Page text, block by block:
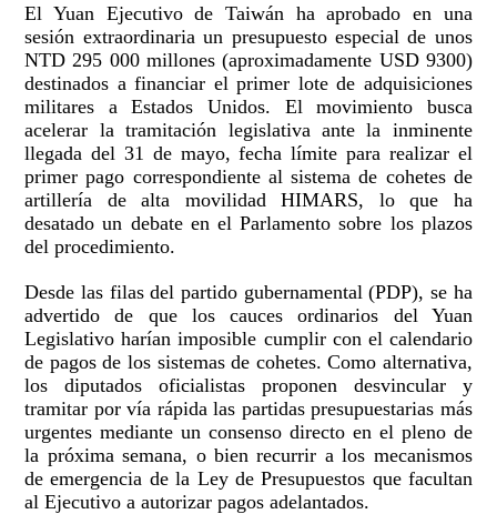
El Yuan Ejecutivo de Taiwán ha aprobado en una
sesión extraordinaria un presupuesto especial de unos
NTD 295 000 millones (aproximadamente USD 9300)
destinados a financiar el primer lote de adquisiciones
militares a Estados Unidos. El movimiento busca
acelerar la tramitación legislativa ante la inminente
llegada del 31 de mayo, fecha límite para realizar el
primer pago correspondiente al sistema de cohetes de
artillería de alta movilidad HIMARS, lo que ha
desatado un debate en el Parlamento sobre los plazos
del procedimiento.
Desde las filas del partido gubernamental (PDP), se ha
advertido de que los cauces ordinarios del Yuan
Legislativo harían imposible cumplir con el calendario
de pagos de los sistemas de cohetes. Como alternativa,
los diputados oficialistas proponen desvincular y
tramitar por vía rápida las partidas presupuestarias más
urgentes mediante un consenso directo en el pleno de
la próxima semana, o bien recurrir a los mecanismos
de emergencia de la Ley de Presupuestos que facultan
al Ejecutivo a autorizar pagos adelantados.